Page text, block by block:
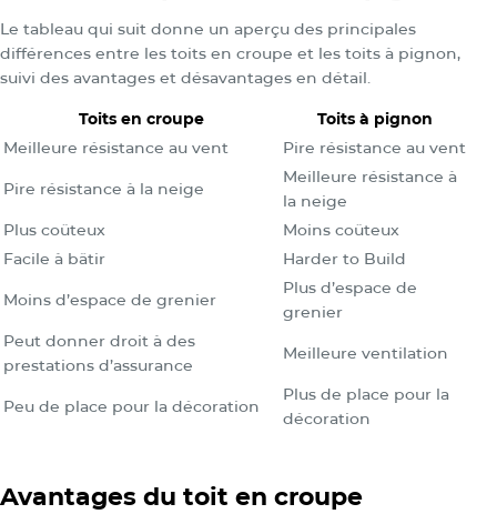
Le tableau qui suit donne un aperçu des principales
différences entre les toits en croupe et les toits à pignon,
suivi des avantages et désavantages en détail.
Toits en croupe
Toits à pignon
Meilleure résistance au vent
Pire résistance au vent
Pire résistance à la neige
Meilleure résistance à
la neige
Plus coûteux
Moins coûteux
Facile à bâtir
Harder to Build
Moins d’espace de grenier
Plus d’espace de
grenier
Peut donner droit à des
prestations d’assurance
Meilleure ventilation
Peu de place pour la décoration
Plus de place pour la
décoration
Avantages du toit en croupe